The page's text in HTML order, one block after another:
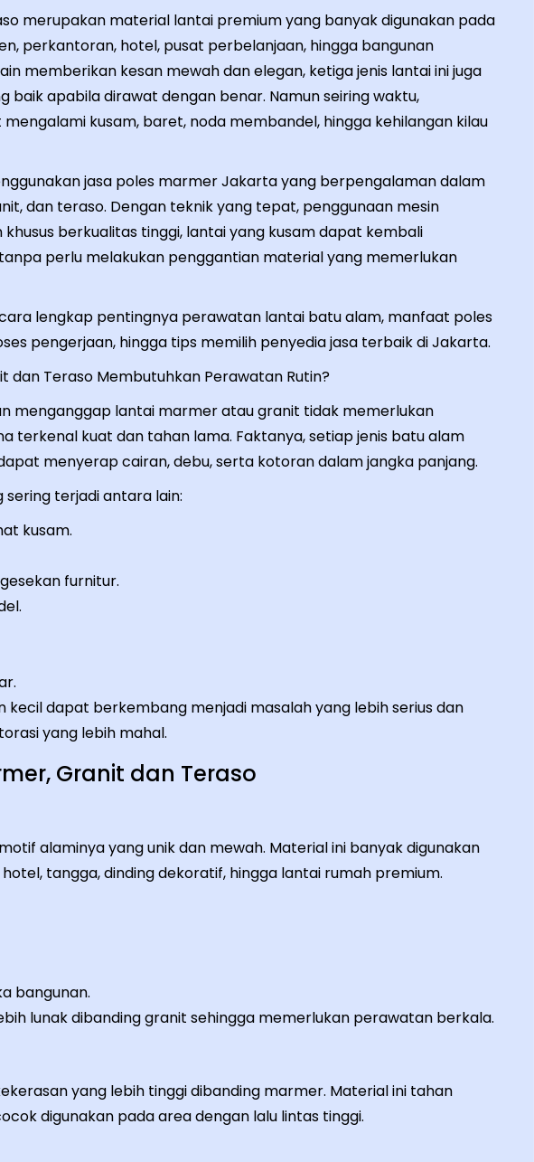
merupakan material lantai premium yang banyak digunakan pada
perkantoran, hotel, pusat perbelanjaan, hingga bangunan
memberikan kesan mewah dan elegan, ketiga jenis lantai ini juga
baik apabila dirawat dengan benar. Namun seiring waktu,
kusam, baret, noda membandel, hingga kehilangan kilau
jasa poles marmer Jakarta yang berpengalaman dalam
dan teraso. Dengan teknik yang tepat, penggunaan mesin
berkualitas tinggi, lantai yang kusam dapat kembali
perlu melakukan penggantian material yang memerlukan
lengkap pentingnya perawatan lantai batu alam, manfaat poles
pengerjaan, hingga tips memilih penyedia jasa terbaik di Jakarta.
dan Teraso Membutuhkan Perawatan Rutin?
menganggap lantai marmer atau granit tidak memerlukan
terkenal kuat dan tahan lama. Faktanya, setiap jenis batu alam
menyerap cairan, debu, serta kotoran dalam jangka panjang.
terjadi antara lain:
kusam.
furnitur.
kecil dapat berkembang menjadi masalah yang lebih serius dan
yang lebih mahal.
Granit dan Teraso
alaminya yang unik dan mewah. Material ini banyak digunakan
tangga, dinding dekoratif, hingga lantai rumah premium.
bangunan.
lunak dibanding granit sehingga memerlukan perawatan berkala.
yang lebih tinggi dibanding marmer. Material ini tahan
digunakan pada area dengan lalu lintas tinggi.